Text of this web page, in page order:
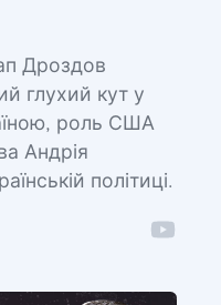
Дроздов
глухий кут у
роль США
Андрія
політиці.